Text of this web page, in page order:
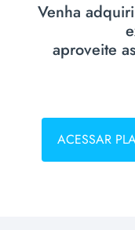
Venha
aproveite
ACESSAR